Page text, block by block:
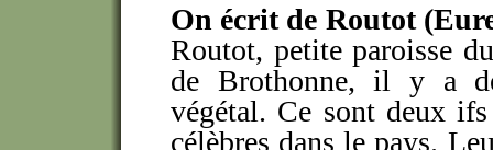
On écrit de Routot
Routot, petite paroisse
de Brothonne, il y a
végétal. Ce sont deux
célèbres dans le pays.